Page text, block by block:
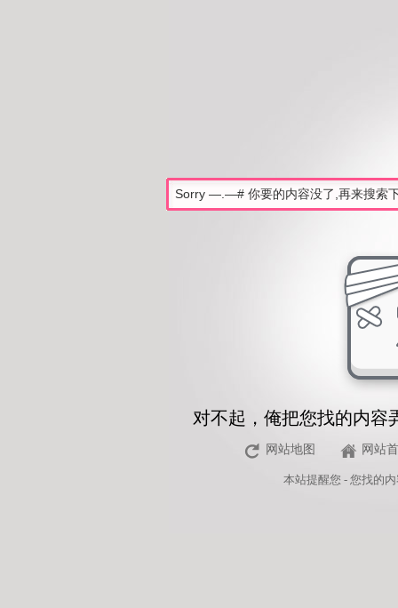
对不起，俺把您找的内容
网站地图 网站
本站提醒您 - 您找的